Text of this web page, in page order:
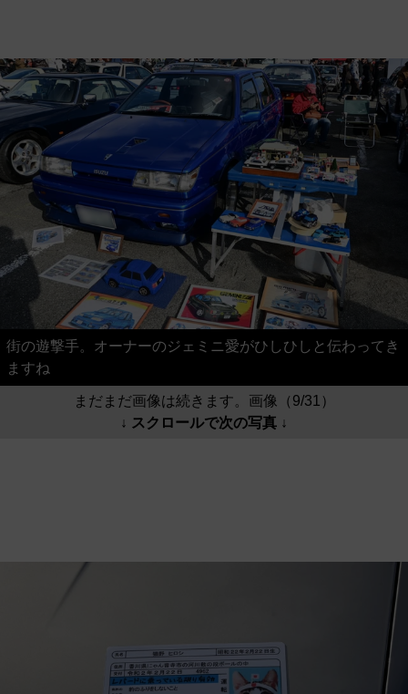
街の遊撃手。オーナーのジェミニ愛がひしひしと伝わってき
ますね
まだまだ画像は続きます。画像（9/31）
↓ スクロールで次の写真 ↓